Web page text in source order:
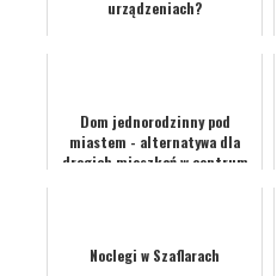
urządzeniach?
Dom jednorodzinny pod
miastem - alternatywa dla
drogich mieszkań w centrum
Noclegi w Szaflarach